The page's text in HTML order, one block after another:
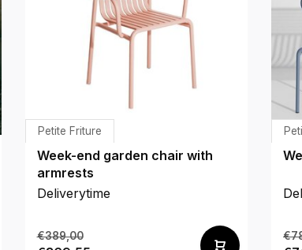
Petite Friture
Week-end garden chair with
armrests
Deliverytime
€389,00